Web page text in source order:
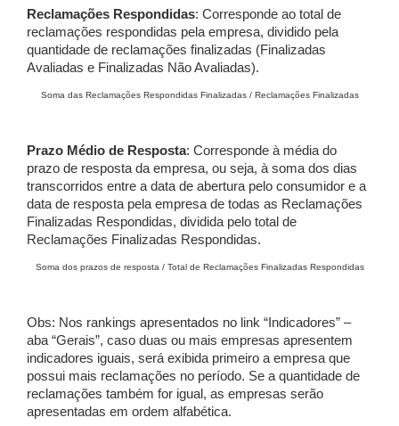
Reclamações Respondidas: Corresponde ao total de
reclamações respondidas pela empresa, dividido pela
quantidade de reclamações finalizadas (Finalizadas
Avaliadas e Finalizadas Não Avaliadas).
Soma das Reclamações Respondidas Finalizadas / Reclamações Finalizadas
Prazo Médio de Resposta: Corresponde à média do
prazo de resposta da empresa, ou seja, à soma dos dias
transcorridos entre a data de abertura pelo consumidor e a
data de resposta pela empresa de todas as Reclamações
Finalizadas Respondidas, dividida pelo total de
Reclamações Finalizadas Respondidas.
Soma dos prazos de resposta / Total de Reclamações Finalizadas Respondidas
Obs: Nos rankings apresentados no link “Indicadores” –
aba “Gerais”, caso duas ou mais empresas apresentem
indicadores iguais, será exibida primeiro a empresa que
possui mais reclamações no período. Se a quantidade de
reclamações também for igual, as empresas serão
apresentadas em ordem alfabética.